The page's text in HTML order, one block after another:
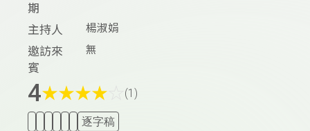
期
主持人 楊淑娟
邀訪來
賓
無
4★★★★ (1)
逐字稿